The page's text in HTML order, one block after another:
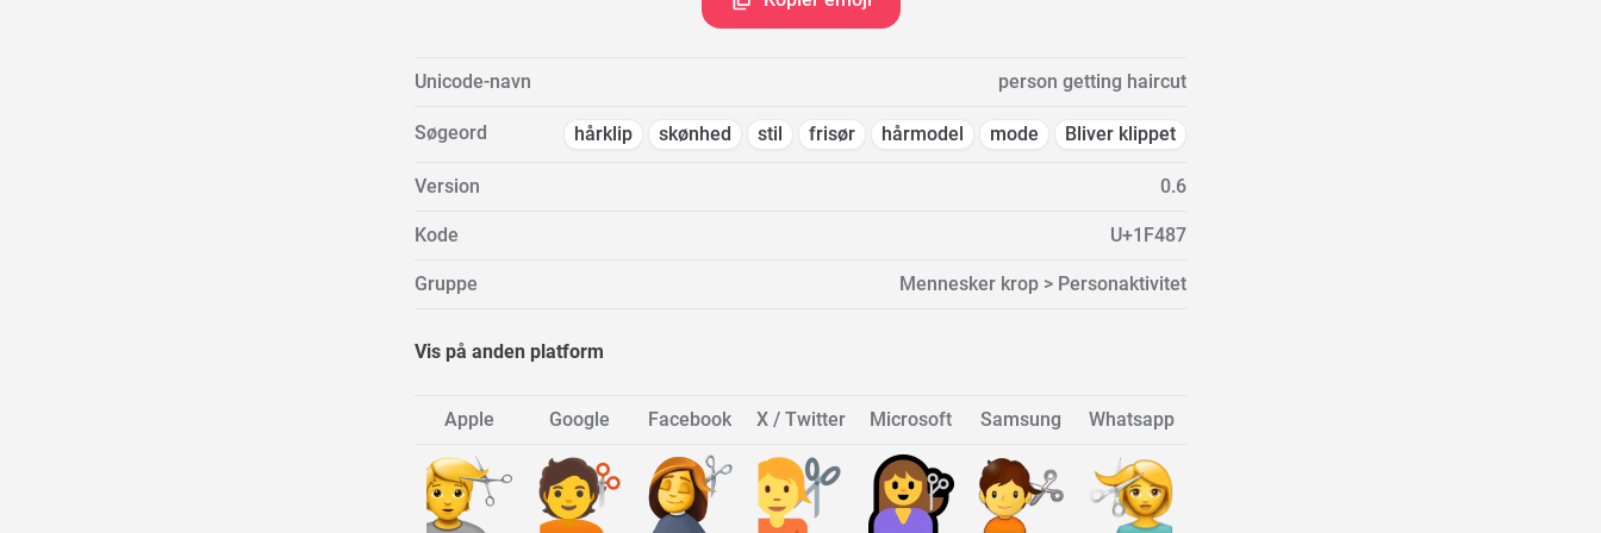
Unicode-navn person getting haircut
Søgeord hårklip skønhed stil frisør hårmodel mode Bliver klippet
Version 0.6
Kode U+1F487
Gruppe Mennesker krop > Personaktivitet
Vis på anden platform
Apple Google Facebook X / Twitter Microsoft Samsung Whatsapp